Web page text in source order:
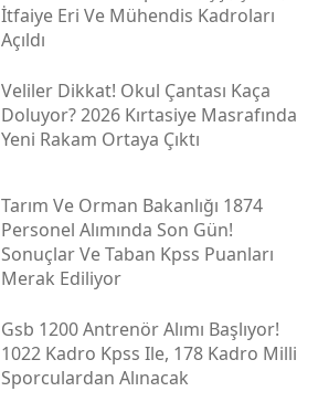
İtfaiye Eri Ve Mühendis Kadroları
Açıldı
Veliler Dikkat! Okul Çantası Kaça
Doluyor? 2026 Kırtasiye Masrafında
Yeni Rakam Ortaya Çıktı
Tarım Ve Orman Bakanlığı 1874
Personel Alımında Son Gün!
Sonuçlar Ve Taban Kpss Puanları
Merak Ediliyor
Gsb 1200 Antrenör Alımı Başlıyor!
1022 Kadro Kpss Ile, 178 Kadro Milli
Sporculardan Alınacak